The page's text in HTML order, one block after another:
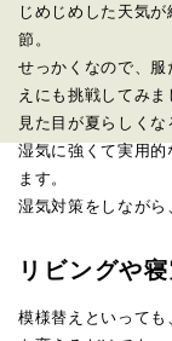
じめじめした天気
節。
せっかくなので、
えにも挑戦してみま
見た目が夏らしくな
湿気に強くて実用的
ます。
湿気対策をしながら
リビングや
模様替えといって